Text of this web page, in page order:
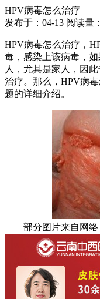
HPV病毒怎么治疗
发布于：04-13 阅读量：
HPV病毒怎么治疗，
毒，感染上该病毒，
人，尤其是家人，因
治疗。那么，HPV病
题的详细介绍。
部分图片来自网